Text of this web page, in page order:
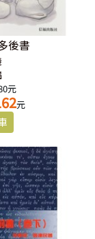
後書
元
元